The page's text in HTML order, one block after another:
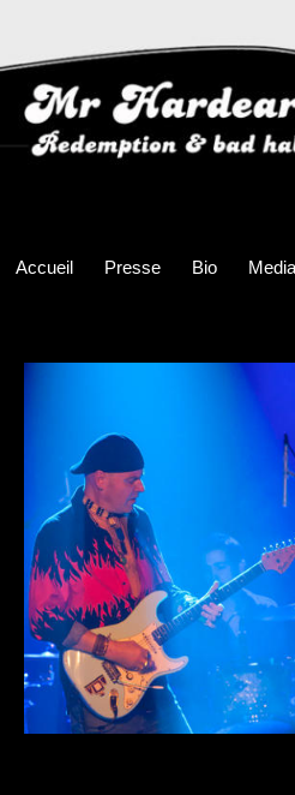
Accueil Presse Bio